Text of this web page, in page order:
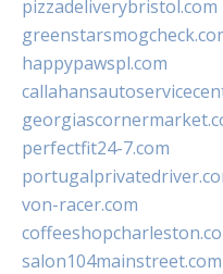
pizzadeliverybristol.com
happypawspl.com
perfectfit24-7.com
von-racer.com
salon104mainstreet.com